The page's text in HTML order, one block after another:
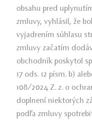
obsahu pred
zmluvy, vyhlásil, že
vyjadrením súhlasu
zmluvy začatím
obchodník poskytol
17 ods. 12 písm. b)
108/2024 Z. z. o
doplnení niektorých
podľa zmluvy